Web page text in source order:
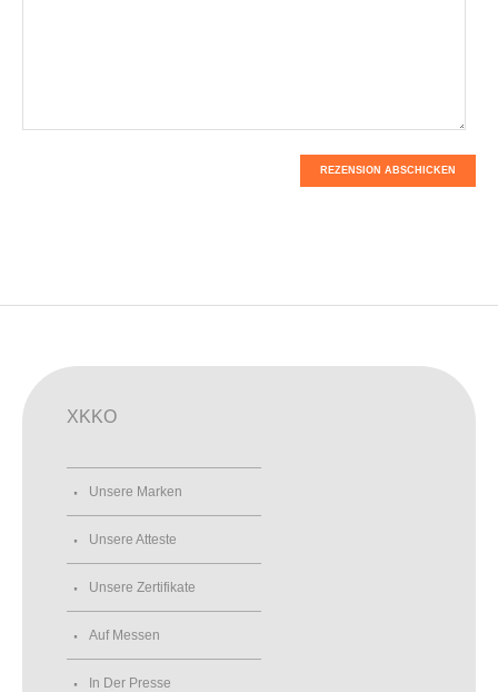
REZENSION ABSCHICKEN
XKKO
Unsere Marken
Unsere Atteste
Unsere Zertifikate
Auf Messen
In Der Presse